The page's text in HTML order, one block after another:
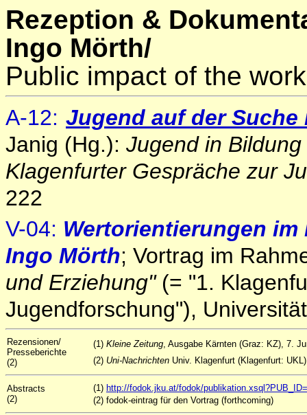
Rezeption &
Ingo Mörth/
Public impact of the
A-12: Jugend auf der Suche
Janig (Hg.): Jugend in
Klagenfurter Gespräche zur
222
V-04: Wertorientierungen
Ingo Mörth; Vortrag im
und Erziehung" (= "1.
Jugendforschung"),
Rezensionen/
Presseberichte
(2)
(1) Kleine Zeitung, Ausgabe Kärnten (Graz: KZ), 7.
(2) Uni-Nachrichten Univ. Klagenfurt (Klagenfurt:
Abstracts
(2)
(1) http://fodok.jku.at/fodok/
(2) fodok-eintrag für den Vortrag (forthcoming)